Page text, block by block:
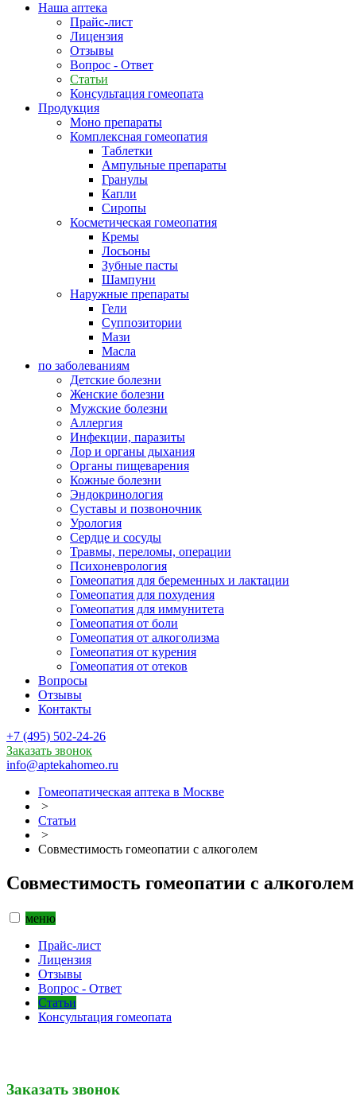
Наша аптека
Прайс-лист
Лицензия
Отзывы
Вопрос - Ответ
Статьи
Консультация гомеопата
Продукция
Моно препараты
Комплексная гомеопатия
Таблетки
Ампульные препараты
Гранулы
Капли
Сиропы
Косметическая гомеопатия
Кремы
Лосьоны
Зубные пасты
Шампуни
Наружные препараты
Гели
Суппозитории
Мази
Масла
по заболеваниям
Детские болезни
Женские болезни
Мужские болезни
Аллергия
Инфекции, паразиты
Лор и органы дыхания
Органы пищеварения
Кожные болезни
Эндокринология
Суставы и позвоночник
Урология
Сердце и сосуды
Травмы, переломы, операции
Психоневрология
Гомеопатия для беременных и лактации
Гомеопатия для похудения
Гомеопатия для иммунитета
Гомеопатия от боли
Гомеопатия от алкоголизма
Гомеопатия от курения
Гомеопатия от отеков
Вопросы
Отзывы
Контакты
+7 (495) 502-24-26
Заказать звонок
info@aptekahomeo.ru
Гомеопатическая аптека в Москве
>
Статьи
>
Совместимость гомеопатии с алкоголем
Совместимость гомеопатии с алкоголем
меню
Прайс-лист
Лицензия
Отзывы
Вопрос - Ответ
Статьи
Консультация гомеопата
Заказать звонок